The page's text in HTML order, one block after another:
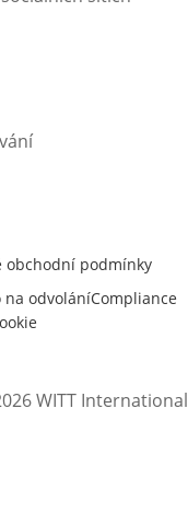
okně
obchodní podmínky
na odvoláníCompliance
WITT International